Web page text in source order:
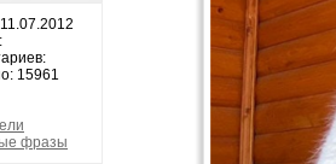
15961
фразы